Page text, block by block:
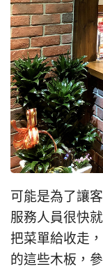
可能是為了讓
服務人員很快
把菜單給收走
的這些木板，